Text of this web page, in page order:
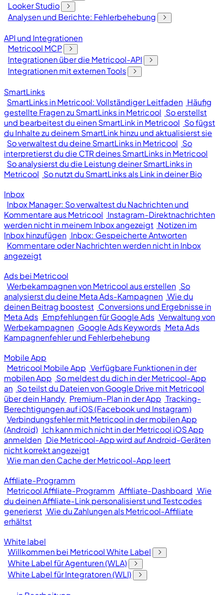
Looker Studio
Analysen und Berichte: Fehlerbehebung
API und Integrationen
Metricool MCP
Integrationen über die Metricool-API
Integrationen mit externen Tools
SmartLinks
SmartLinks in Metricool: Vollständiger Leitfaden Häufig
gestellte Fragen zu SmartLinks in Metricool So erstellst
und bearbeitest du einen SmartLink in Metricool So fügst
du Inhalte zu deinem SmartLink hinzu und aktualisierst sie
So verwaltest du deine SmartLinks in Metricool So
interpretierst du die CTR deines SmartLinks in Metricool
So analysierst du die Leistung deiner SmartLinks in
Metricool So nutzt du SmartLinks als Link in deiner Bio
Inbox
Inbox Manager: So verwaltest du Nachrichten und
Kommentare aus Metricool Instagram-Direktnachrichten
werden nicht in meinem Inbox angezeigt Notizen im
Inbox hinzufügen Inbox: Gespeicherte Antworten
Kommentare oder Nachrichten werden nicht in Inbox
angezeigt
Ads bei Metricool
Werbekampagnen von Metricool aus erstellen So
analysierst du deine Meta Ads-Kampagnen Wie du
deinen Beitrag boostest Conversions und Ergebnisse in
Meta Ads Empfehlungen für Google Ads Verwaltung von
Werbekampagnen Google Ads Keywords Meta Ads
Kampagnenfehler und Fehlerbehebung
Mobile App
Metricool Mobile App Verfügbare Funktionen in der
mobilen App So meldest du dich in der Metricool-App
an So teilst du Dateien von Google Drive mit Metricool
über dein Handy Premium-Plan in der App Tracking-
Berechtigungen auf iOS (Facebook und Instagram)
Verbindungsfehler mit Metricool in der mobilen App
(Android) Ich kann mich nicht in der Metricool iOS App
anmelden Die Metricool-App wird auf Android-Geräten
nicht korrekt angezeigt
Wie man den Cache der Metricool-App leert
Affiliate-Programm
Metricool Affiliate-Programm Affiliate-Dashboard Wie
du deinen Affiliate-Link personalisierst und Testcodes
generierst Wie du Zahlungen als Metricool-Affiliate
erhältst
White label
Willkommen bei Metricool White Label
White Label für Agenturen (WLA)
White Label für Integratoren (WLI)